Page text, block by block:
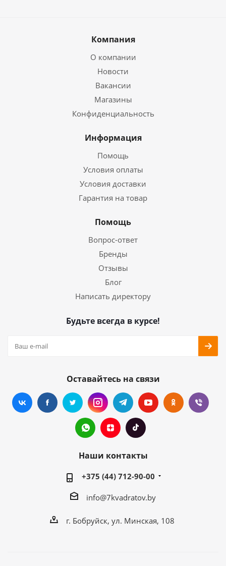
Компания
О компании
Новости
Вакансии
Магазины
Конфиденциальность
Информация
Помощь
Условия оплаты
Условия доставки
Гарантия на товар
Помощь
Вопрос-ответ
Бренды
Отзывы
Блог
Написать директору
Будьте всегда в курсе!
Оставайтесь на связи
Наши контакты
+375 (44) 712-90-00
info@7kvadratov.by
г. Бобруйск, ул. Минская, 108